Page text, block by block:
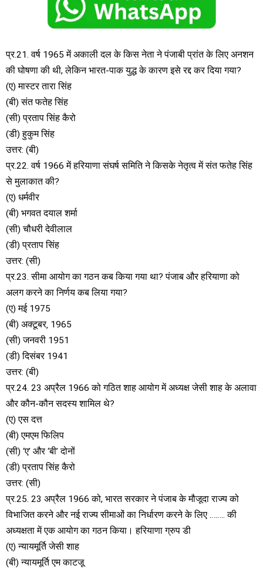
प्र.21. वर्ष 1965 में अकाली दल के किस नेता ने पंजाबी प्रांत के लिए अनशन
की घोषणा की थी, लेकिन भारत-पाक युद्ध के कारण इसे रद्द कर दिया गया?
(ए) मास्टर तारा सिंह
(बी) संत फतेह सिंह
(सी) प्रताप सिंह कैरो
(डी) हुकुम सिंह
उत्तर: (बी)
प्र.22. वर्ष 1966 में हरियाणा संघर्ष समिति ने किसके नेतृत्व में संत फतेह सिंह
से मुलाकात की?
(ए) धर्मवीर
(बी) भगवत दयाल शर्मा
(सी) चौधरी देवीलाल
(डी) प्रताप सिंह
उत्तर: (सी)
प्र.23. सीमा आयोग का गठन कब किया गया था? पंजाब और हरियाणा को
अलग करने का निर्णय कब लिया गया?
(ए) मई 1975
(बी) अक्टूबर‚ 1965
(सी) जनवरी 1951
(डी) दिसंबर 1941
उत्तर: (बी)
प्र.24. 23 अप्रैल 1966 को गठित शाह आयोग में अध्यक्ष जेसी शाह के अलावा
और कौन-कौन सदस्य शामिल थे?
(ए) एस दत्त
(बी) एमएम फिलिप
(सी) ‘ए’ और ‘बी’ दोनों
(डी) प्रताप सिंह कैरो
उत्तर: (सी)
प्र.25. 23 अप्रैल 1966 को, भारत सरकार ने पंजाब के मौजूदा राज्य को
विभाजित करने और नई राज्य सीमाओं का निर्धारण करने के लिए …….. की
अध्यक्षता में एक आयोग का गठन किया। हरियाणा ग्रुप डी
(ए) न्यायमूर्ति जेसी शाह
(बी) न्यायमूर्ति एम काटजू